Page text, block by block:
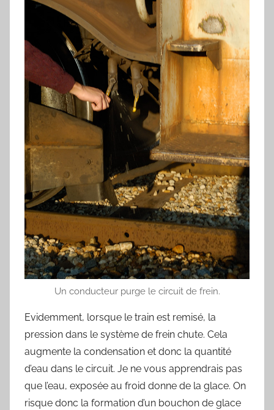
Un conducteur purge le circuit de frein.
Evidemment, lorsque le train est remisé, la
pression dans le système de frein chute. Cela
augmente la condensation et donc la quantité
d’eau dans le circuit. Je ne vous apprendrais pas
que l’eau, exposée au froid donne de la glace. On
risque donc la formation d’un bouchon de glace